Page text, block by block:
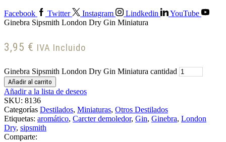
Facebook Twitter Instagram Lindkedin
YouTube
Ginebra Sipsmith London Dry Gin Miniatura
3,95 € IVA Incluido
Ginebra Sipsmith London Dry Gin Miniatura cantidad
Añadir al carrito
Añadir a la lista de deseos
SKU: 8136
Categorías Destilados, Miniaturas, Otros Destilados
Etiquetas: aromático, Carcter demoledor, Gin, Ginebra, London
Dry, sipsmith
Comparte: